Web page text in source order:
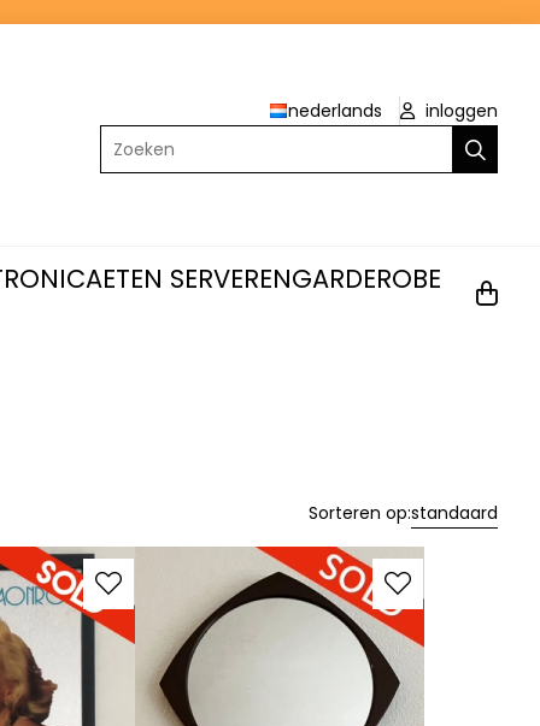
nederlands
inloggen
Zoeken
ETEN SERVERENGARDEROBE
Sorteren op:standaard